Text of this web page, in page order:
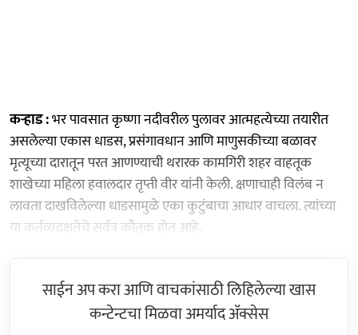
कऱ्हाड :भर पावसात कृष्णा नदीवरील पुलावर आत्महत्येच्या तयारीत
असलेल्या एकास धाडस, प्रसंगावधान आणि माणुसकीच्या बळावर
मृत्यूच्या दारातून परत आणण्याची थरारक कामगिरी शहर वाहतूक
शाखेच्या महिला हवालदार तृप्ती वीर यांनी केली. क्षणाचाही विलंब न
लावता दाखविलेल्या धाडसामुळे एका कुटुंबाचा आधार वाचला. त्यांच्या
या कर्तव्यदक्षतेचे सर्वत्र कौतुक होत आहे.
साईन अप करा आणि वाचकांसाठी लिहिलेल्या खास
कन्टेन्टचा मिळवा अमर्याद ॲक्सेस